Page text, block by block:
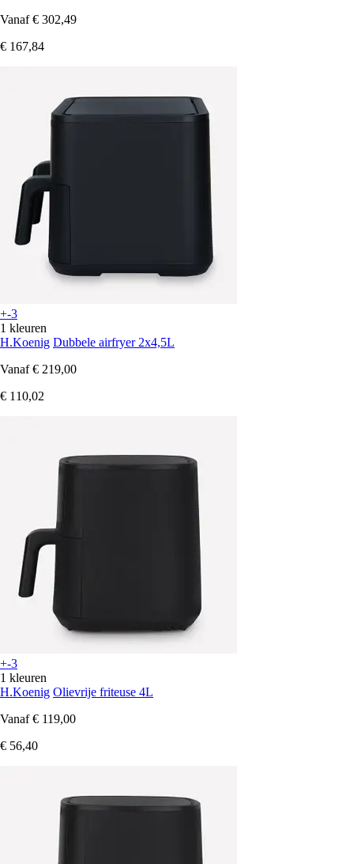
Vanaf € 302,49
€ 167,84
+-3
1 kleuren
H.Koenig Dubbele airfryer 2x4,5L
Vanaf € 219,00
€ 110,02
+-3
1 kleuren
H.Koenig Olievrije friteuse 4L
Vanaf € 119,00
€ 56,40